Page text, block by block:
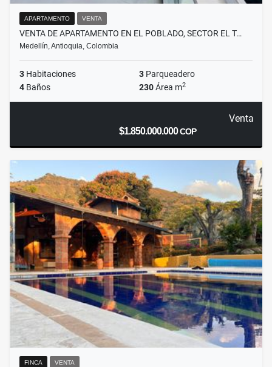
APARTAMENTO VENTA
VENTA DE APARTAMENTO EN EL POBLADO, SECTOR EL T…
Medellín, Antioquia, Colombia
3 Habitaciones 3 Parqueadero
4 Baños 230Área m2
Venta
$1.850.000.000COP
FINCA VENTA